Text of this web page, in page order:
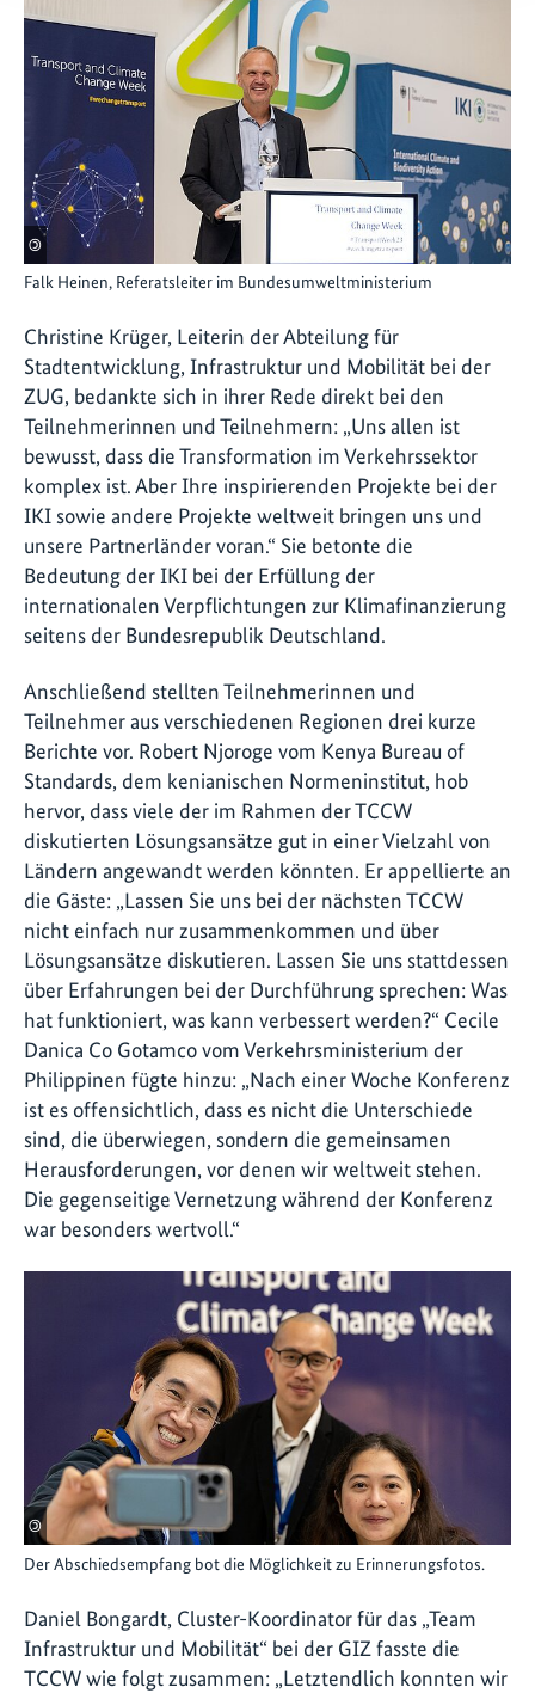
©
Falk Heinen, Referatsleiter im Bundesumweltministerium
©
Der Abschiedsempfang bot die Möglichkeit zu Erinnerungsfotos.
Christine Krüger, Leiterin der Abteilung für
Stadtentwicklung, Infrastruktur und Mobilität bei der
ZUG, bedankte sich in ihrer Rede direkt bei den
Teilnehmerinnen und Teilnehmern: „Uns allen ist
bewusst, dass die Transformation im Verkehrssektor
komplex ist. Aber Ihre inspirierenden Projekte bei der
IKI sowie andere Projekte weltweit bringen uns und
unsere Partnerländer voran.“ Sie betonte die
Bedeutung der IKI bei der Erfüllung der
internationalen Verpflichtungen zur Klimafinanzierung
seitens der Bundesrepublik Deutschland.
Anschließend stellten Teilnehmerinnen und
Teilnehmer aus verschiedenen Regionen drei kurze
Berichte vor. Robert Njoroge vom Kenya Bureau of
Standards, dem kenianischen Normeninstitut, hob
hervor, dass viele der im Rahmen der TCCW
diskutierten Lösungsansätze gut in einer Vielzahl von
Ländern angewandt werden könnten. Er appellierte an
die Gäste: „Lassen Sie uns bei der nächsten TCCW
nicht einfach nur zusammenkommen und über
Lösungsansätze diskutieren. Lassen Sie uns stattdessen
über Erfahrungen bei der Durchführung sprechen: Was
hat funktioniert, was kann verbessert werden?“ Cecile
Danica Co Gotamco vom Verkehrsministerium der
Philippinen fügte hinzu: „Nach einer Woche Konferenz
ist es offensichtlich, dass es nicht die Unterschiede
sind, die überwiegen, sondern die gemeinsamen
Herausforderungen, vor denen wir weltweit stehen.
Die gegenseitige Vernetzung während der Konferenz
war besonders wertvoll.“
Daniel Bongardt, Cluster-Koordinator für das „Team
Infrastruktur und Mobilität“ bei der GIZ fasste die
TCCW wie folgt zusammen: „Letztendlich konnten wir